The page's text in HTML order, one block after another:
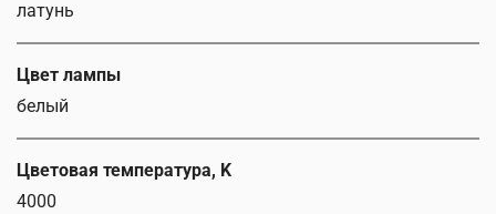
латунь
Цвет лампы
белый
Цветовая температура, K
4000